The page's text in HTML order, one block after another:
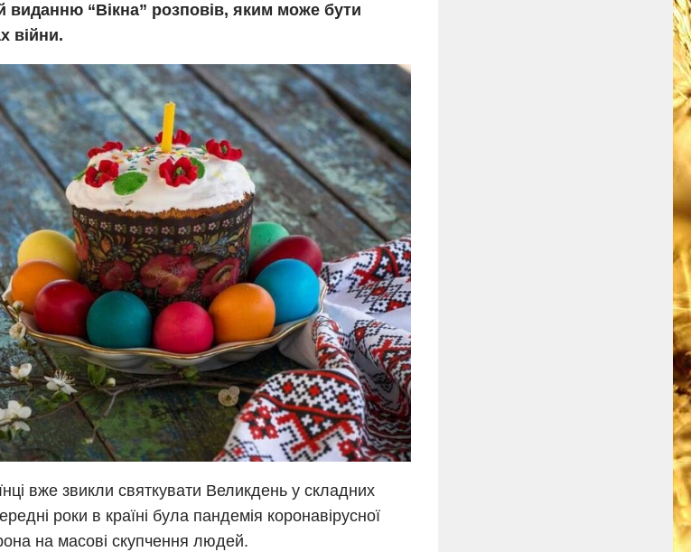
виданню “Вікна” розповів, яким може бути
війни.
вже звикли святкувати Великдень у складних
роки в країні була пандемія коронавірусної
на масові скупчення людей.